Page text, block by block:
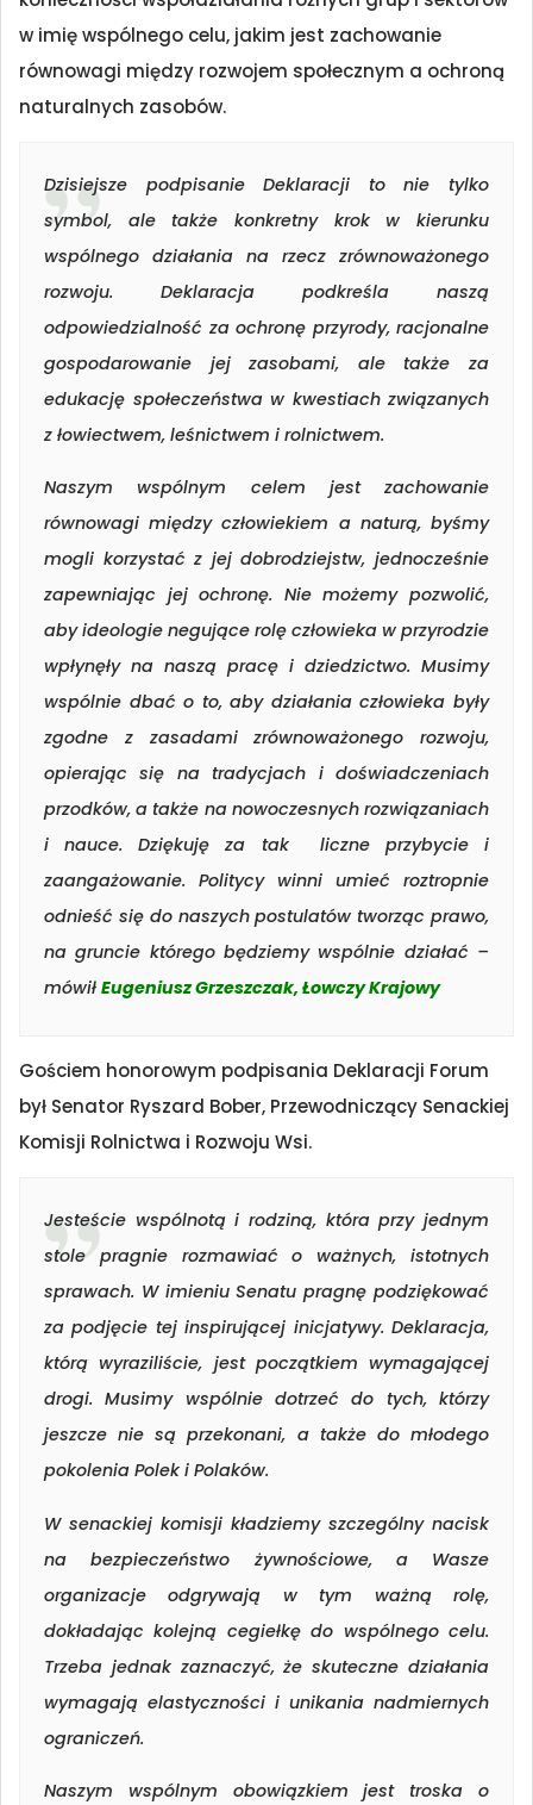
w imię wspólnego celu, jakim jest zachowanie
równowagi między rozwojem społecznym a ochroną
naturalnych zasobów.
Dzisiejsze podpisanie Deklaracji to nie tylko
symbol, ale także konkretny krok w kierunku
wspólnego działania na rzecz zrównoważonego
rozwoju. Deklaracja podkreśla naszą
odpowiedzialność za ochronę przyrody, racjonalne
gospodarowanie jej zasobami, ale także za
edukację społeczeństwa w kwestiach związanych
z łowiectwem, leśnictwem i rolnictwem.
Naszym wspólnym celem jest zachowanie
równowagi między człowiekiem a naturą, byśmy
mogli korzystać z jej dobrodziejstw, jednocześnie
zapewniając jej ochronę. Nie możemy pozwolić,
aby ideologie negujące rolę człowieka w przyrodzie
wpłynęły na naszą pracę i dziedzictwo. Musimy
wspólnie dbać o to, aby działania człowieka były
zgodne z zasadami zrównoważonego rozwoju,
opierając się na tradycjach i doświadczeniach
przodków, a także na nowoczesnych rozwiązaniach
i nauce. Dziękuję za tak liczne przybycie i
zaangażowanie. Politycy winni umieć roztropnie
odnieść się do naszych postulatów tworząc prawo,
na gruncie którego będziemy wspólnie działać –
mówił Eugeniusz Grzeszczak, Łowczy Krajowy
Gościem honorowym podpisania Deklaracji Forum
był Senator Ryszard Bober, Przewodniczący Senackiej
Komisji Rolnictwa i Rozwoju Wsi.
Jesteście wspólnotą i rodziną, która przy jednym
stole pragnie rozmawiać o ważnych, istotnych
sprawach. W imieniu Senatu pragnę podziękować
za podjęcie tej inspirującej inicjatywy. Deklaracja,
którą wyraziliście, jest początkiem wymagającej
drogi. Musimy wspólnie dotrzeć do tych, którzy
jeszcze nie są przekonani, a także do młodego
pokolenia Polek i Polaków.
W senackiej komisji kładziemy szczególny nacisk
na bezpieczeństwo żywnościowe, a Wasze
organizacje odgrywają w tym ważną rolę,
dokładając kolejną cegiełkę do wspólnego celu.
Trzeba jednak zaznaczyć, że skuteczne działania
wymagają elastyczności i unikania nadmiernych
ograniczeń.
Naszym wspólnym obowiązkiem jest troska o